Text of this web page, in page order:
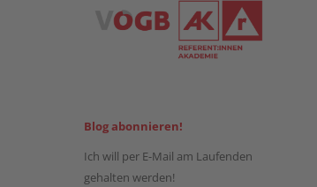
Blog abonnieren!
Ich will per E-Mail am Laufenden
gehalten werden!